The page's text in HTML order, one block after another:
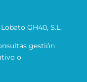
GH40, S.L.
gestión
o